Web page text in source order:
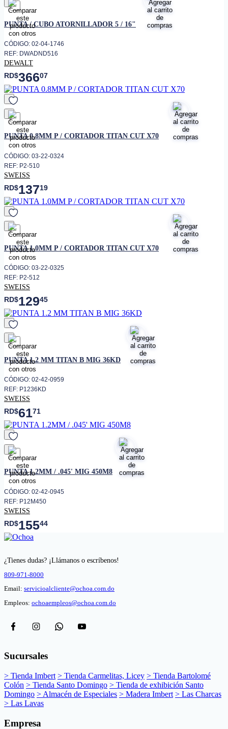
favorito
PUNTA / CUBO ATORNILLADOR 5 / 16"
CÓDIGO: 02-04-1746
REF: DWADND516
DEWALT
RD$36607
favorito
PUNTA 0.8MM P / CORTADOR TITAN CUT X70
CÓDIGO: 03-22-0324
REF: P2-510
SWEISS
RD$13719
favorito
PUNTA 1.0MM P / CORTADOR TITAN CUT X70
CÓDIGO: 03-22-0325
REF: P2-512
SWEISS
RD$12945
favorito
PUNTA 1.2 MM TITAN B MIG 36KD
CÓDIGO: 02-42-0959
REF: P1236KD
SWEISS
RD$6171
favorito
PUNTA 1.2MM / .045' MIG 450M8
CÓDIGO: 02-42-0945
REF: P12M450
SWEISS
RD$15544
¿Tienes dudas? ¡Llámanos o escríbenos!
809-971-8000
Email: servicioalcliente@ochoa.com.do
Empleos: ochoaempleos@ochoa.com.do
Sucursales
> Tienda Imbert > Tienda Carmelitas, Licey > Tienda Bartolomé
Colón > Tienda Santo Domingo > Tienda de exhibición Santo
Domingo > Almacén de Especiales > Madera Imbert > Las Charcas
> Las Lavas
Empresa